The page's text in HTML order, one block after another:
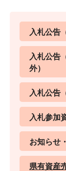
入札公告
入札公告
外）
入札公告
入札参加
お知らせ
県有資産